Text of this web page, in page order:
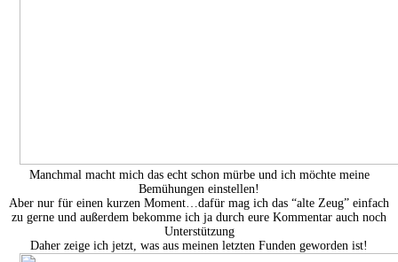
Manchmal macht mich das echt schon mürbe und ich möchte meine
Bemühungen einstellen!
Aber nur für einen kurzen Moment…dafür mag ich das “alte Zeug” einfach
zu gerne und außerdem bekomme ich ja durch eure Kommentar auch noch
Unterstützung
Daher zeige ich jetzt, was aus meinen letzten Funden geworden ist!